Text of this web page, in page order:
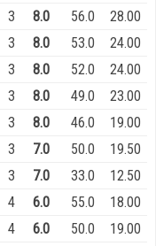
3 8.0 56.0
28.00
3 8.0 53.0
24.00
3 8.0 52.0
24.00
3 8.0 49.0
23.00
3 8.0 46.0
19.00
3 7.0 50.0
19.50
3 7.0 33.0
12.50
4 6.0 55.0
18.00
4 6.0 50.0
19.00